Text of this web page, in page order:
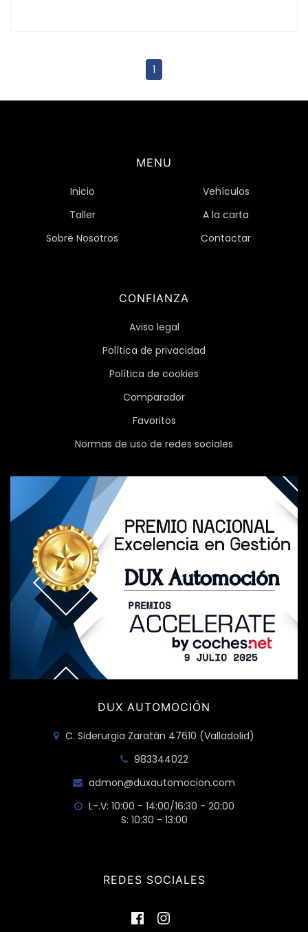
1
MENU
Inicio
Vehículos
Taller
A la carta
Sobre Nosotros
Contactar
CONFIANZA
Aviso legal
Política de privacidad
Política de cookies
Comparador
Favoritos
Normas de uso de redes sociales
DUX AUTOMOCIÓN
C. Siderurgia Zaratán 47610 (Valladolid)
983344022
admon@duxautomocion.com
L-.V: 10:00 - 14:00/16:30 - 20:00
S: 10:30 - 13:00
REDES SOCIALES